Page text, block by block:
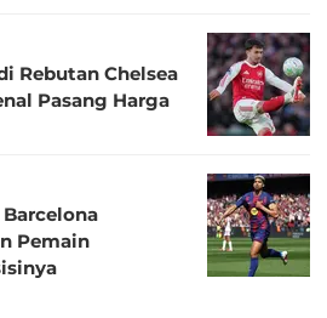
Rebutan Chelsea
Pasang Harga
Pemain